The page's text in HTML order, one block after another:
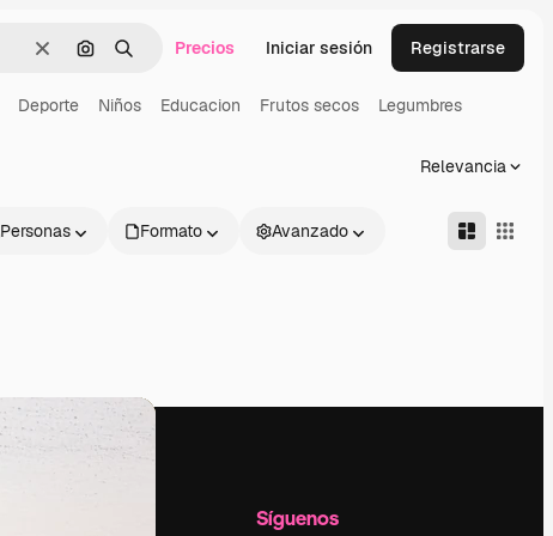
BorrarBuscar por imagen
BuscarPrecios Iniciar sesión Registrarse
Deporte Niños Educacion Frutos secos Legumbres
Relevancia
Personas Formato Avanzado
Síguenos